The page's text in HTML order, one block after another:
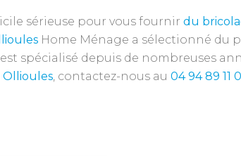
sérieuse pour vous fournir du
Home Ménage a sélectionné du
spécialisé depuis de nombreuses
Ollioules, contactez-nous au 04 94 89 11